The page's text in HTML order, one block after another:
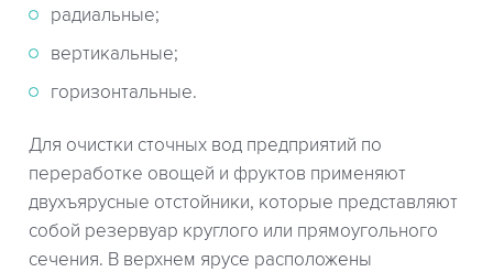
радиальные;
вертикальные;
горизонтальные.
Для очистки сточных вод предприятий по
переработке овощей и фруктов применяют
двухъярусные отстойники, которые представляют
собой резервуар круглого или прямоугольного
сечения. В верхнем ярусе расположены